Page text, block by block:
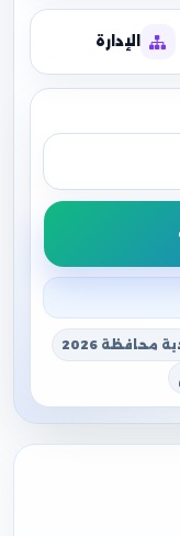
الإدارة
محافظة 2026